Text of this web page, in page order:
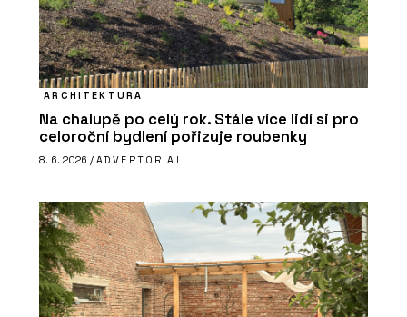
ARCHITEKTURA
Na chalupě po celý rok. Stále více lidí si pro
celoroční bydlení pořizuje roubenky
8. 6. 2026 / ADVERTORIAL